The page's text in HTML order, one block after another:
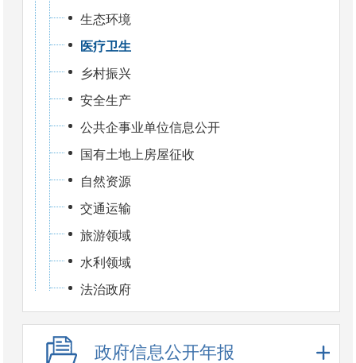
生态环境
医疗卫生
乡村振兴
安全生产
公共企事业单位信息公开
国有土地上房屋征收
自然资源
交通运输
旅游领域
水利领域
法治政府
政府信息公开年报